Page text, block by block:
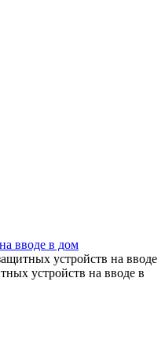
вводе в дом
устройств на вводе
устройств на вводе в